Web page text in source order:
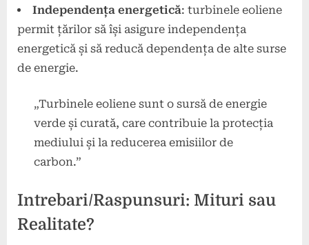
Independența energetică: turbinele eoliene
permit țărilor să își asigure independența
energetică și să reducă dependența de alte surse
de energie.
„Turbinele eoliene sunt o sursă de energie
verde și curată, care contribuie la protecția
mediului și la reducerea emisiilor de
carbon.”
Intrebari/Raspunsuri: Mituri sau
Realitate?